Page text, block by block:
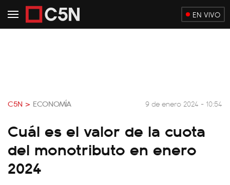
EN VIVO
C5N > ECONOMÍA 9 de enero 2024 - 10:54
Cuál es el valor de la cuota
del monotributo en enero
2024